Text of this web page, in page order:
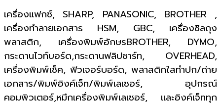
เครื่องแฟกซ์, SHARP, PANASONIC, BROTHER ,
เครื่องทำลายเอกสาร HSM, GBC, เครื่องซิลถุง
พลาสติก, เครื่องพิมพ์อักษรBROTHER, DYMO,
กระดานไวท์บอร์ด,กระดานฟลิปชาร์ท, OVERHEAD,
เครื่องพิมพ์เช็ค, ฟิวเจอร์บอร์ด, พลาสติกใสทำปก/ถ่าย
เอกสาร/พิมพ์อิงค์เจ็ท/พิมพ์เลเซอร์, อุปกรณ์
คอมพิวเตอร์,หมึกเครื่องพิมพ์เลเซอร์, และอิงค์เจ็ททุก